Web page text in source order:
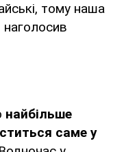
тому наша
наголосив
найбільше
саме у